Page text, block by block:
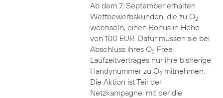
Ab dem 7. September erhalten
Wettbewerbskunden, die zu O2
wechseln, einen Bonus in Höhe
von 100 EUR. Dafür müssen sie bei
Abschluss ihres O2Free
Laufzeitvertrages nur ihre bisherige
Handynummer zu O2mitnehmen.
Die Aktion ist Teil der
Netzkampagne, mit der die